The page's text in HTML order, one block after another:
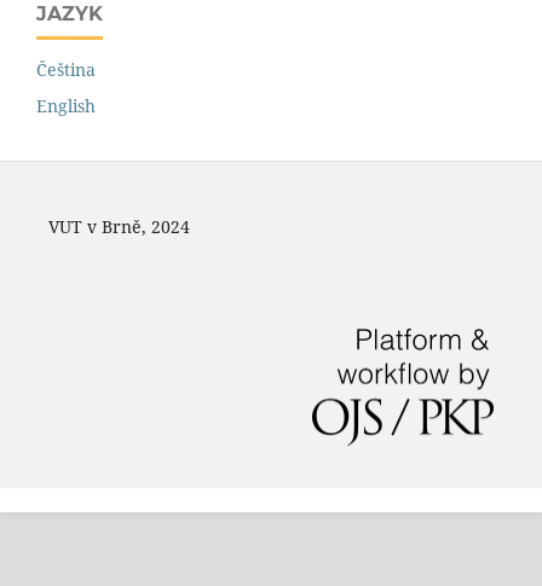
JAZYK
Čeština
English
VUT v Brně, 2024